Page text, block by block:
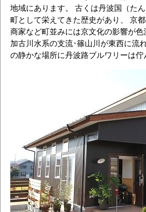
地域にあります。 古くは丹波国（た
町として栄えてきた歴史があり、 京
商家など町並みには京文化の影響が
加古川水系の支流･篠山川が東西に流
の静かな場所に丹波路ブルワリーは佇